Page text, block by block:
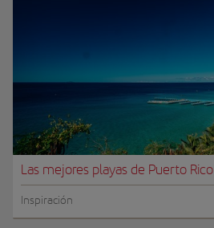
Las mejores playas de Puerto Rico
Inspiración